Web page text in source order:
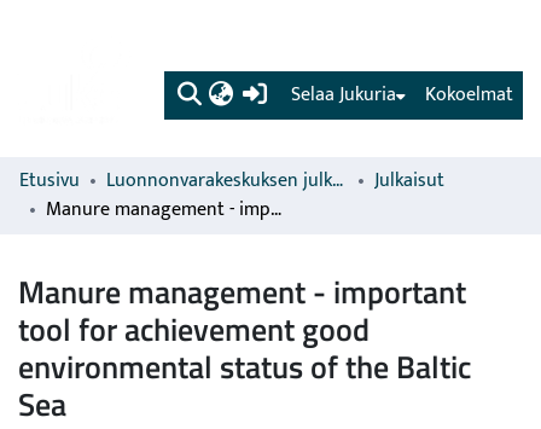
(current) Kokoelmat
Selaa Jukuria
Etusivu Luonnonvarakeskuksen julkaisut
Julkaisut
Manure management - important tool for achievement good environmental status of the Baltic Sea
Manure management - important
tool for achievement good
environmental status of the Baltic
Sea